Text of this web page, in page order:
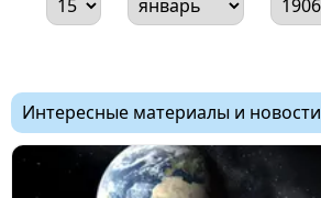
Интересные материалы и новости